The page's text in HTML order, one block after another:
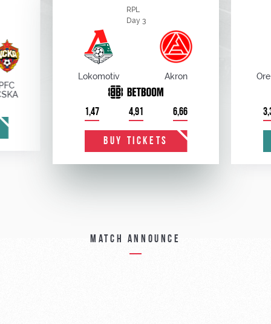
RPL
Day 3
Lokomotiv Akron
1,47 4,91 6,66
BUY TICKETS
Match announce